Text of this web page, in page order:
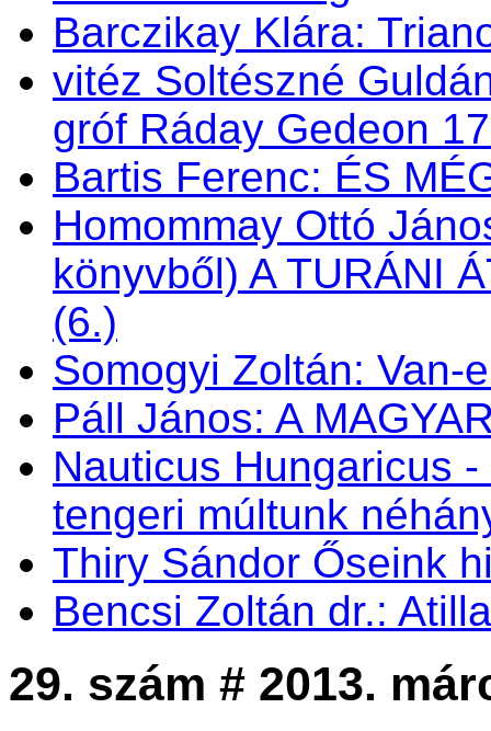
Barczikay Klára:
vitéz Soltészné
gróf Ráday Gedeon
Bartis Ferenc: ÉS
Homommay Ottó
könyvből) A TURÁNI
(6.)
Somogyi Zoltán: Van-
Páll János: A
Nauticus Hungaricus
tengeri múltunk
Thiry Sándor Őseink
Bencsi Zoltán dr.:
29. szám # 2013.